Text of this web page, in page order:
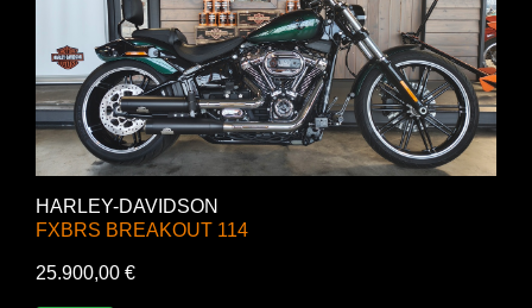
HARLEY-DAVIDSON
FXBRS BREAKOUT 114
25.900,00 €